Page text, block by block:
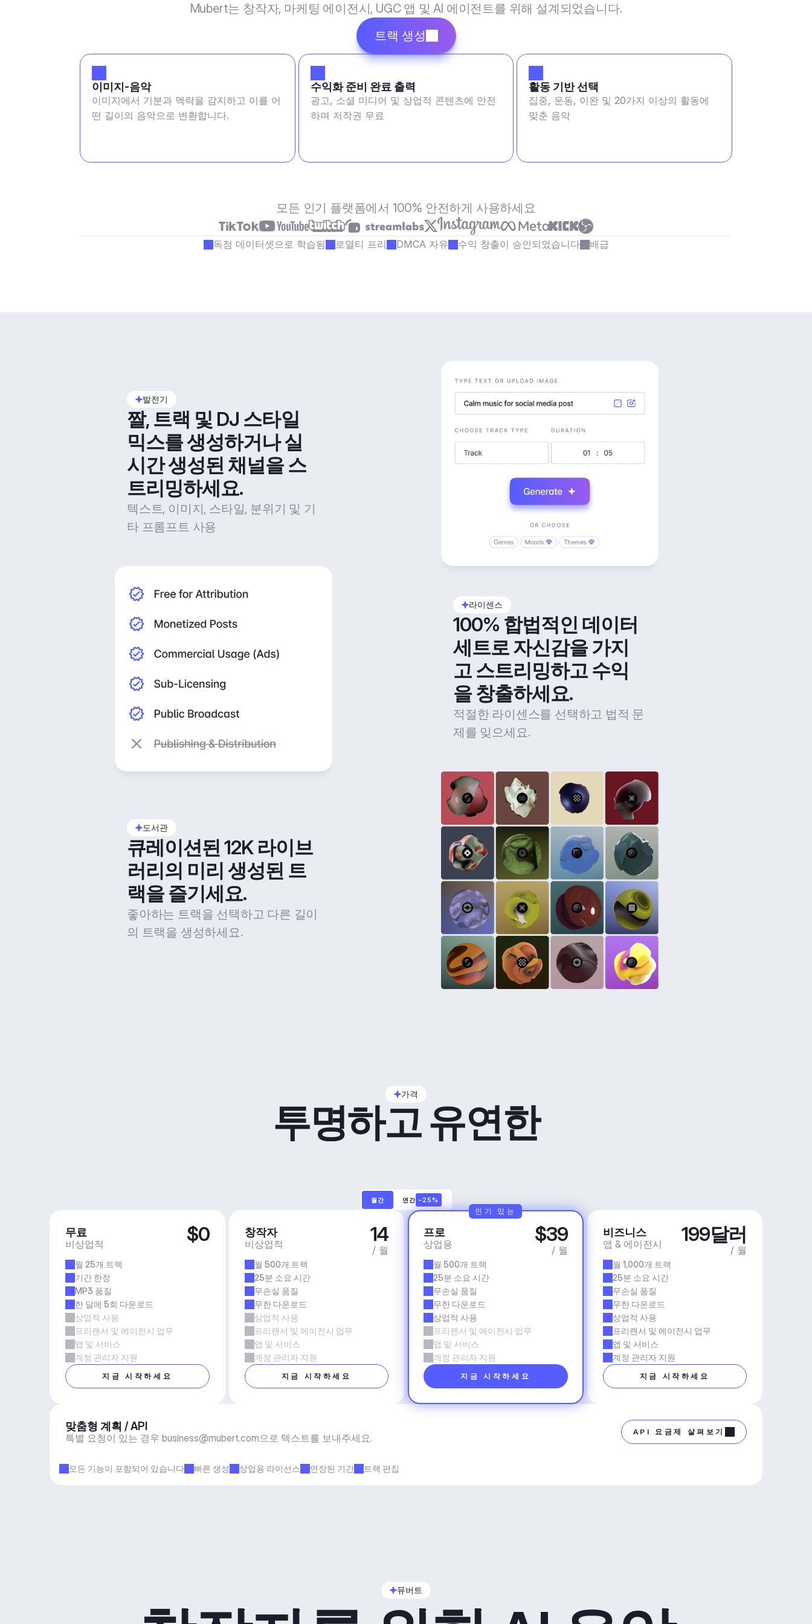
Mubert는 창작자, 마케팅 에이전시, UGC 앱 및 AI 에이전트를 위해 설계되었습니다.
트랙 생성
이미지-음악
이미지에서 기분과 맥락을 감지하고 이를 어
떤 길이의 음악으로 변환합니다.
수익화 준비 완료 출력
광고, 소셜 미디어 및 상업적 콘텐츠에 안전
하며 저작권 무료
활동 기반 선택
집중, 운동, 이완 및 20가지 이상의 활동에
맞춘 음악
모든 인기 플랫폼에서 100% 안전하게 사용하세요
독점 데이터셋으로 학습됨 로열티 프리 DMCA 자유 수익 창출이 승인되었습니다 배급
발전기
짤, 트랙 및 DJ 스타일
믹스를 생성하거나 실
시간 생성된 채널을 스
트리밍하세요.
텍스트, 이미지, 스타일, 분위기 및 기
타 프롬프트 사용
라이센스
100% 합법적인 데이터
세트로 자신감을 가지
고 스트리밍하고 수익
을 창출하세요.
적절한 라이센스를 선택하고 법적 문
제를 잊으세요.
도서관
큐레이션된 12K 라이브
러리의 미리 생성된 트
랙을 즐기세요.
좋아하는 트랙을 선택하고 다른 길이
의 트랙을 생성하세요.
가격
투명하고 유연한
월간 연간 –25%
무료
비상업적 $0
월 25개 트랙
기간 한정
MP3 품질
한 달에 5회 다운로드
상업적 사용
프리랜서 및 에이전시 업무
앱 및 서비스
계정 관리자 지원
지금 시작하세요
창작자
비상업적 14
/ 월
월 500개 트랙
25분 소요 시간
무손실 품질
무한 다운로드
상업적 사용
프리랜서 및 에이전시 업무
앱 및 서비스
계정 관리자 지원
지금 시작하세요
프로
상업용 $39
/ 월
월 500개 트랙
25분 소요 시간
무손실 품질
무한 다운로드
상업적 사용
프리랜서 및 에이전시 업무
앱 및 서비스
계정 관리자 지원
지금 시작하세요
인기 있는
비즈니스
앱 & 에이전시 199달러
/ 월
월 1,000개 트랙
25분 소요 시간
무손실 품질
무한 다운로드
상업적 사용
프리랜서 및 에이전시 업무
앱 및 서비스
계정 관리자 지원
지금 시작하세요
맞춤형 계획 / API
특별 요청이 있는 경우 business@mubert.com으로 텍스트를 보내주세요.
API 요금제 살펴보기
모든 기능이 포함되어 있습니다 빠른 생성 상업용 라이선스 연장된 기간 트랙 편집
뮤버트